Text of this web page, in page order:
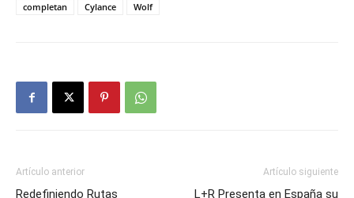
completan
Cylance Wolf
Artículo anterior
Redefiniendo Rutas
Artículo siguiente
L+R Presenta en España su